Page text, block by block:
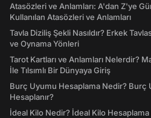
Atasözleri ve Anlamları: A'dan Z'ye
Kullanılan Atasözleri ve Anlamları
Tavla Diziliş Şekli Nasıldır? Erkek
ve Oynama Yönleri
Tarot Kartları ve Anlamları Nelerdir?
İle Tılsımlı Bir Dünyaya Giriş
Burç Uyumu Hesaplama Nedir? Burç
Hesaplanır?
İdeal Kilo Nedir? İdeal Kilo Hesaplama